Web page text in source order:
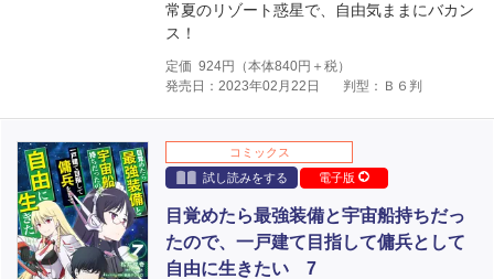
常夏のリゾート惑星で、自由気ままにバカン
ス！
定価 924円（本体840円＋税）
発売日：2023年02月22日
判型：Ｂ６判
コミックス
試し読みをする
電子版
目覚めたら最強装備と宇宙船持ちだっ
たので、一戸建て目指して傭兵として
自由に生きたい 7